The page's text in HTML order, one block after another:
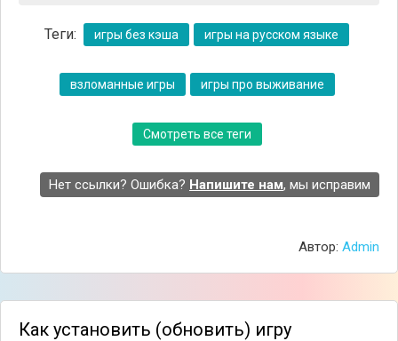
- Возможность проходить игру без страха умереть.
- Эксперименты с размерами объектов добавляют
веселья.
Теги: игры без кэша игры на русском языке
взломанные игры игры про выживание
Смотреть все теги
Нет ссылки? Ошибка? Напишите нам, мы исправим
Автор: Admin
Как установить (обновить) игру